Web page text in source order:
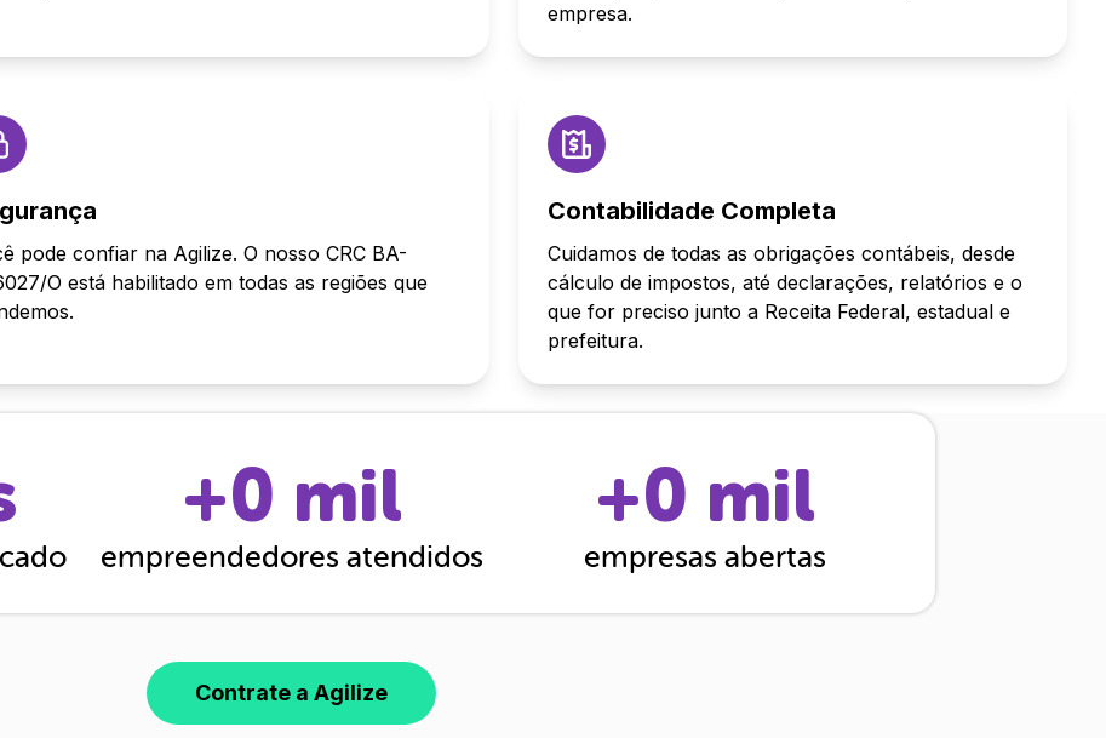
empresa.
pode confiar na Agilize. O nosso CRC BA-
O está habilitado em todas as regiões que
Contabilidade Completa
Cuidamos de todas as obrigações contábeis, desde
cálculo de impostos, até declarações, relatórios e o
que for preciso junto a Receita Federal, estadual e
prefeitura.
+0 mil
empreendedores atendidos
+0 mil
empresas abertas
Contrate a Agilize